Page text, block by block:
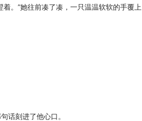
。”她往前凑了凑，一只温温软软的手覆上
话刻进了他心口。